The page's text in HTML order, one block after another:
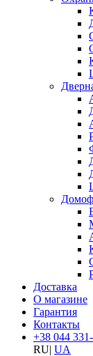
Доставка
О магазине
Гарантия
Контакты
+38 044
RU| UA